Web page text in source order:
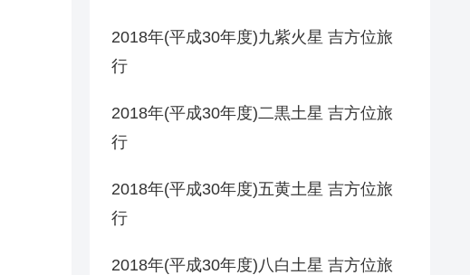
2018年(平成30年度)九紫火星 吉方位旅
行
2018年(平成30年度)二黒土星 吉方位旅
行
2018年(平成30年度)五黄土星 吉方位旅
行
2018年(平成30年度)八白土星 吉方位旅